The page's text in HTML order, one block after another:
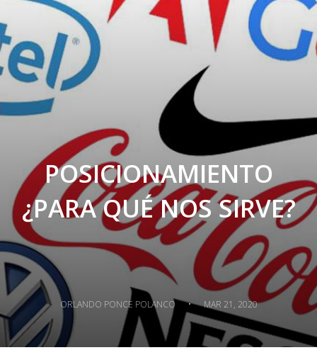
POSICIONAMIENTO
¿PARA QUÉ NOS SIRVE?
ORLANDO PONCE POLANCO · MAR 21, 2020